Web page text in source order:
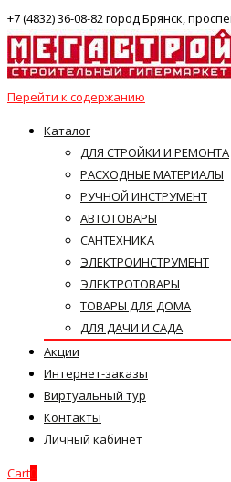
+7 (4832) 36-08-82 город Брянск,
Перейти к содержанию
Каталог
ДЛЯ СТРОЙКИ И РЕМОНТА
РАСХОДНЫЕ МАТЕРИАЛЫ
РУЧНОЙ ИНСТРУМЕНТ
АВТОТОВАРЫ
САНТЕХНИКА
ЭЛЕКТРОИНСТРУМЕНТ
ЭЛЕКТРОТОВАРЫ
ТОВАРЫ ДЛЯ ДОМА
ДЛЯ ДАЧИ И САДА
Акции
Интернет-заказы
Виртуальный тур
Контакты
Личный кабинет
Cart